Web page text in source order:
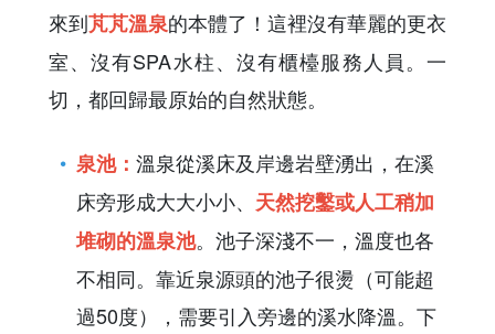
來到芃芃溫泉的本體了！這裡沒有華麗的更衣
室、沒有SPA水柱、沒有櫃檯服務人員。一
切，都回歸最原始的自然狀態。
泉池： 溫泉從溪床及岸邊岩壁湧出，在溪
床旁形成大大小小、 天然挖鑿或人工稍加
堆砌的溫泉池。池子深淺不一，溫度也各
不相同。靠近泉源頭的池子很燙（可能超
過50度），需要引入旁邊的溪水降溫。下